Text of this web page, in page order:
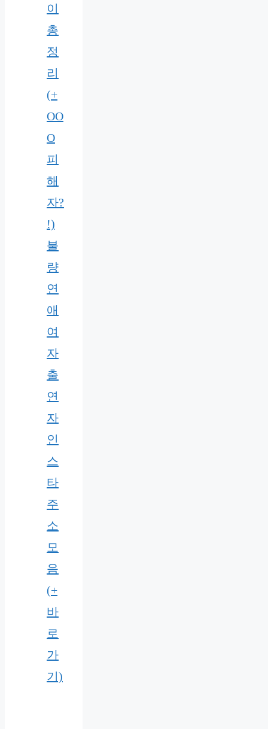
이
총
정
리
(+
OO
O
피
해
자?
!)
불
량
연
애
여
자
출
연
자
인
스
타
주
소
모
음
(+
바
로
가
기)